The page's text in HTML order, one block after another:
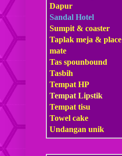
Dapur
Sandal Hotel
Sumpit & coaster
Taplak meja & place
mate
Tas spounbound
Tasbih
Tempat HP
Tempat Lipstik
Tempat tisu
Towel cake
Undangan unik